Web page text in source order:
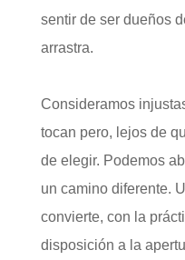
sentir de ser dueños
arrastra.
Consideramos
tocan pero, lejos de
de elegir. Podemos
un camino diferente.
convierte, con la
disposición a la